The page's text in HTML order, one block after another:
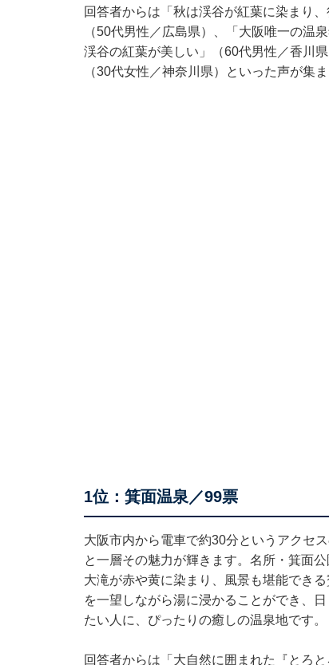
回答者からは「秋は渓谷が紅葉に染まり
（50代男性／広島県）、「大阪唯一の温
渓谷の紅葉が美しい」（60代男性／香川
（30代女性／神奈川県）といった声が集ま
1位：箕面温泉／99票
大阪市内から電車で約30分というアクセ
と一層その魅力が輝きます。名所・箕面
大滝が赤や黄に染まり、風景も堪能でき
を一望しながら湯に浸かることができ、
たい人に、ぴったりの癒しの温泉地です。
回答者からは「大自然に囲まれた『とろ